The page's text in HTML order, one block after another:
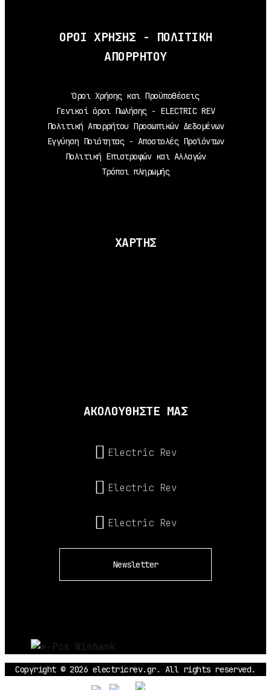
ΟΡΟΙ ΧΡΗΣΗΣ - ΠΟΛΙΤΙΚΗ
ΑΠΟΡΡΗΤΟΥ
Όροι Χρήσης και Προϋποθέσεις
Γενικοί όροι Πωλήσης - ELECTRIC REV
Πολιτική Απορρήτου Προσωπικών Δεδομένων
Εγγύηση Ποιότητας - Αποστολές Προϊόντων
Πολιτική Επιστροφών και Αλλαγών
Τρόποι πληρωμής
ΧΑΡΤΗΣ
ΑΚΟΛΟΥΘΗΣΤΕ ΜΑΣ
Electric Rev
Electric Rev
Electric Rev
Newsletter
Copyright © 2026 electricrev.gr. All rights reserved.